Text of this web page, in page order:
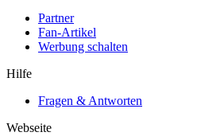
Partner
Fan-Artikel
Werbung schalten
Hilfe
Fragen & Antworten
Webseite